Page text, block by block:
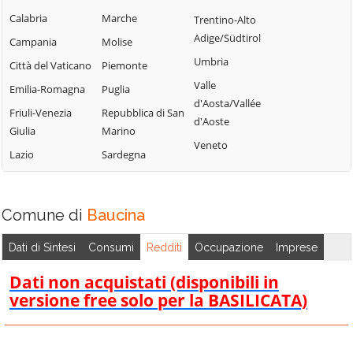
Campofelice di
Campofiorito
Carini
Castelbuono
Casteldaccia
Castronovo di
Sicilia
Cefalà Diana
Cefalù
Montelepre
Montemaggiore
Belsito
Palermo
Partinico
Petralia Soprana
Terrasini
Torretta
Trabia
Trappeto
Ustica
Valledolmo
Villafrati
Calabria
Campania
Città del Vaticano
Emilia-Romagna
Friuli-Venezia
Giulia
Lazio
Marche
Molise
Piemonte
Puglia
Repubblica di San
Marino
Sardegna
Trentino-Alto
Adige/Südtirol
Umbria
Valle
d'Aosta/Vallée
d'Aoste
Veneto
Comune di Baucina
Dati di Sintesi Consumi Redditi Occupazione Imprese
Dati non acquistati (disponibili in
versione free solo per la BASILICATA)